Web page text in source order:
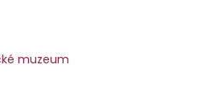
muzeum